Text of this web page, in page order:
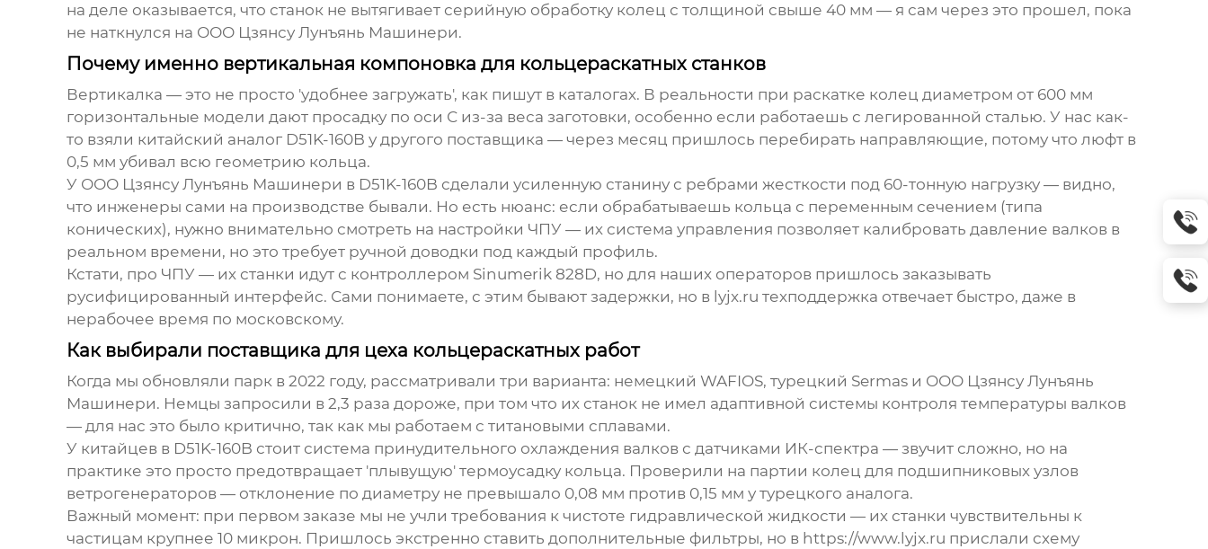
на деле оказывается, что станок не вытягивает серийную обработку колец с толщиной свыше 40 мм — я сам через это прошел, пока
не наткнулся на ООО Цзянсу Лунъянь Машинери.
Почему именно вертикальная компоновка для кольцераскатных станков
Вертикалка — это не просто 'удобнее загружать', как пишут в каталогах. В реальности при раскатке колец диаметром от 600 мм
горизонтальные модели дают просадку по оси С из-за веса заготовки, особенно если работаешь с легированной сталью. У нас как-
то взяли китайский аналог D51K-160B у другого поставщика — через месяц пришлось перебирать направляющие, потому что люфт в
0,5 мм убивал всю геометрию кольца.
У ООО Цзянсу Лунъянь Машинери в D51K-160B сделали усиленную станину с ребрами жесткости под 60-тонную нагрузку — видно,
что инженеры сами на производстве бывали. Но есть нюанс: если обрабатываешь кольца с переменным сечением (типа
конических), нужно внимательно смотреть на настройки ЧПУ — их система управления позволяет калибровать давление валков в
реальном времени, но это требует ручной доводки под каждый профиль.
Кстати, про ЧПУ — их станки идут с контроллером Sinumerik 828D, но для наших операторов пришлось заказывать
русифицированный интерфейс. Сами понимаете, с этим бывают задержки, но в lyjx.ru техподдержка отвечает быстро, даже в
нерабочее время по московскому.
Как выбирали поставщика для цеха кольцераскатных работ
Когда мы обновляли парк в 2022 году, рассматривали три варианта: немецкий WAFIOS, турецкий Sermas и ООО Цзянсу Лунъянь
Машинери. Немцы запросили в 2,3 раза дороже, при том что их станок не имел адаптивной системы контроля температуры валков
— для нас это было критично, так как мы работаем с титановыми сплавами.
У китайцев в D51K-160B стоит система принудительного охлаждения валков с датчиками ИК-спектра — звучит сложно, но на
практике это просто предотвращает 'плывущую' термоусадку кольца. Проверили на партии колец для подшипниковых узлов
ветрогенераторов — отклонение по диаметру не превышало 0,08 мм против 0,15 мм у турецкого аналога.
Важный момент: при первом заказе мы не учли требования к чистоте гидравлической жидкости — их станки чувствительны к
частицам крупнее 10 микрон. Пришлось экстренно ставить дополнительные фильтры, но в https://www.lyjx.ru прислали схему